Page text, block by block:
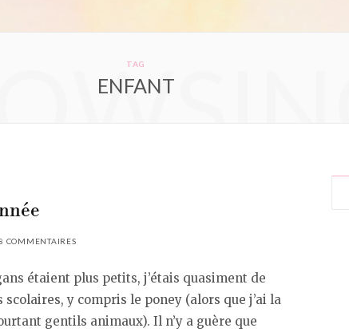
TAG
ENFANT
COMMENTAIRES
étaient plus petits, j’étais quasiment de
scolaires, y compris le poney (alors que j’ai la
gentils animaux). Il n’y a guère que